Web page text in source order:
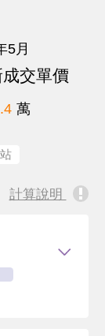
5月
交單價
.4 萬
計算說明